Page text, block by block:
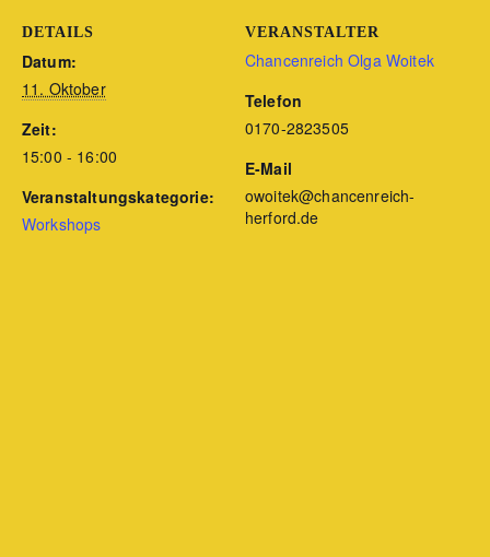
DETAILS
Datum:
11. Oktober
Zeit:
15:00 - 16:00
Veranstaltungskategorie:
Workshops
VERANSTALTER
Chancenreich Olga Woitek
Telefon
0170-2823505
E-Mail
owoitek@chancenreich-
herford.de